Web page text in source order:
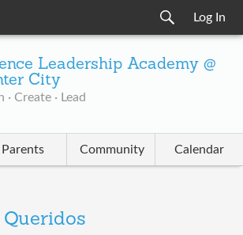
Log In
Leadership Academy @
City
· Create · Lead
Parents Community Calendar